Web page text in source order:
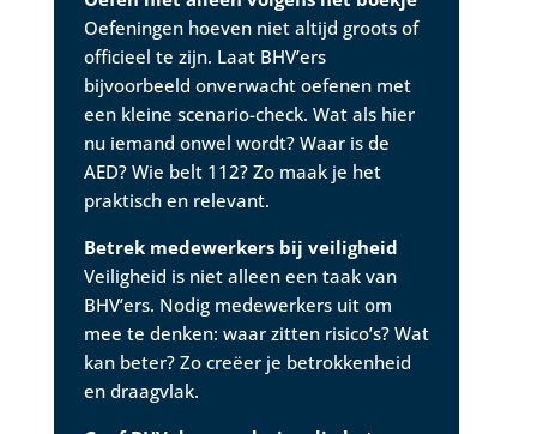
Oefeningen hoeven niet altijd groots of
officieel te zijn. Laat BHV’ers
bijvoorbeeld onverwacht oefenen met
een kleine scenario-check. Wat als hier
nu iemand onwel wordt? Waar is de
AED? Wie belt 112? Zo maak je het
praktisch en relevant.
Betrek medewerkers bij veiligheid
Veiligheid is niet alleen een taak van
BHV’ers. Nodig medewerkers uit om
mee te denken: waar zitten risico’s? Wat
kan beter? Zo creëer je betrokkenheid
en draagvlak.